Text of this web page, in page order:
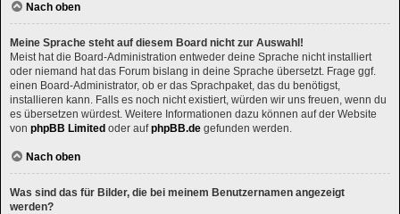
Nach oben
Meine Sprache steht auf diesem Board nicht zur Auswahl!
Meist hat die Board-Administration entweder deine Sprache nicht installiert
oder niemand hat das Forum bislang in deine Sprache übersetzt. Frage ggf.
einen Board-Administrator, ob er das Sprachpaket, das du benötigst,
installieren kann. Falls es noch nicht existiert, würden wir uns freuen, wenn du
es übersetzen würdest. Weitere Informationen dazu können auf der Website
von phpBB Limited oder aufphpBB.de gefunden werden.
Nach oben
Was sind das für Bilder, die bei meinem Benutzernamen angezeigt
werden?